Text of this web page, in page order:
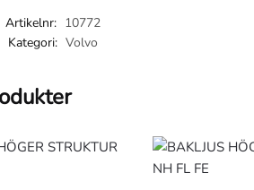
Artikelnr: 10772
Kategori: Volvo